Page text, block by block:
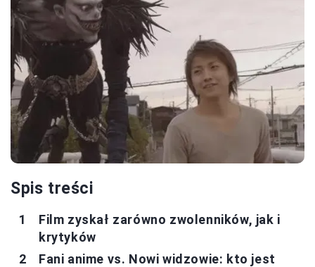
Spis treści
Film zyskał zarówno zwolenników, jak i
krytyków
Fani anime vs. Nowi widzowie: kto jest